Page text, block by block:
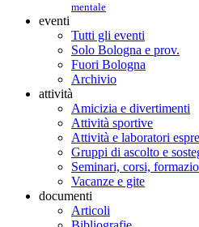
mentale
eventi
Tutti gli eventi
Solo Bologna e prov.
Fuori Bologna
Archivio
attività
Amicizia e divertimenti
Attività sportive
Attività e laboratori
Gruppi di ascolto e
Seminari, corsi,
Vacanze e gite
documenti
Articoli